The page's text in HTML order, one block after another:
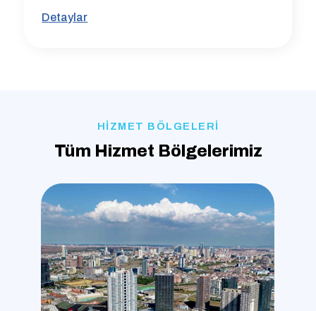
Detaylar
HİZMET BÖLGELERİ
Tüm Hizmet Bölgelerimiz